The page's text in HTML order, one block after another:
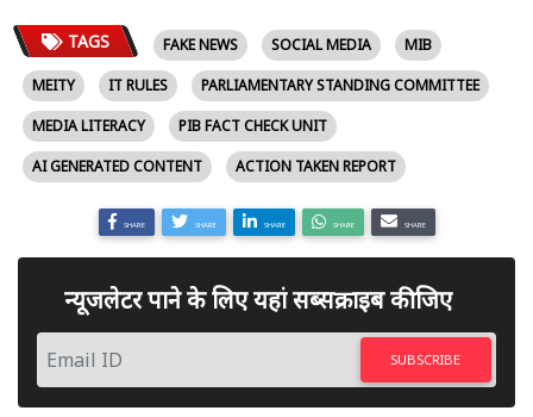
TAGS FAKE NEWS SOCIAL MEDIA
MIB
MEITY
IT RULES
PARLIAMENTARY STANDING COMMITTEE
MEDIA LITERACY
PIB FACT CHECK UNIT
AI GENERATED CONTENT
ACTION TAKEN REPORT
SHARE SHARE SHARE SHARE SHARE
न्यूजलेटर पाने के लिए यहां सब्सक्राइब कीजिए
SUBSCRIBE